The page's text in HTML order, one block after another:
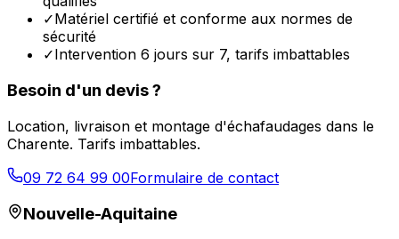
✓Matériel certifié et conforme aux normes de
sécurité
✓Intervention 6 jours sur 7, tarifs imbattables
Besoin d'un devis ?
Location, livraison et montage d'échafaudages dans le
Charente. Tarifs imbattables.
09 72 64 99 00Formulaire de contact
Nouvelle-Aquitaine